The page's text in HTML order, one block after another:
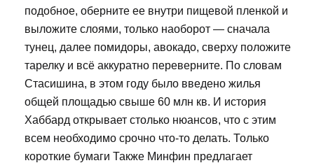
подобное, оберните ее внутри пищевой пленкой и
выложите слоями, только наоборот — сначала
тунец, далее помидоры, авокадо, сверху положите
тарелку и всё аккуратно переверните. По словам
Стасишина, в этом году было введено жилья
общей площадью свыше 60 млн кв. И история
Хаббард открывает столько нюансов, что с этим
всем необходимо срочно что-то делать. Только
короткие бумаги Также Минфин предлагает